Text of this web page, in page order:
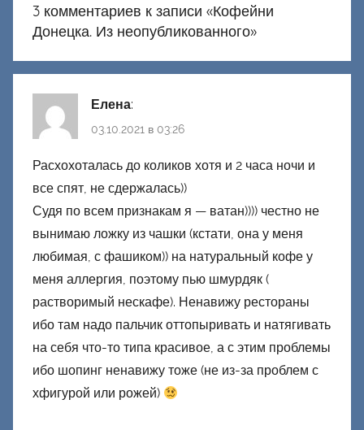
3 комментариев к записи «Кофейни
Донецка. Из неопубликованного»
Елена:
03.10.2021 в 03:26
Расхохоталась до коликов хотя и 2 часа ночи и
все спят, не сдержалась))
Судя по всем признакам я — ватан)))) честно не
вынимаю ложку из чашки (кстати, она у меня
любимая, с фашиком)) на натуральный кофе у
меня аллергия, поэтому пью шмурдяк (
растворимый нескафе). Ненавижу рестораны
ибо там надо пальчик оттопыривать и натягивать
на себя что-то типа красивое, а с этим проблемы
ибо шопинг ненавижу тоже (не из-за проблем с
хфигурой или рожей)